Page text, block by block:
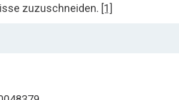
zuzuschneiden. [1]